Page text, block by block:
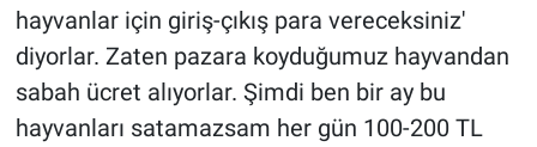
hayvanlar için giriş-çıkış para vereceksiniz'
diyorlar. Zaten pazara koyduğumuz hayvandan
sabah ücret alıyorlar. Şimdi ben bir ay bu
hayvanları satamazsam her gün 100-200 TL